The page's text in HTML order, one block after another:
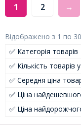
1 2 →
Відображено з 1 по 30
✅ Категорія товарів
✅ Кількість товарів
✅ Середня ціна
✅ Ціна
✅ Ціна